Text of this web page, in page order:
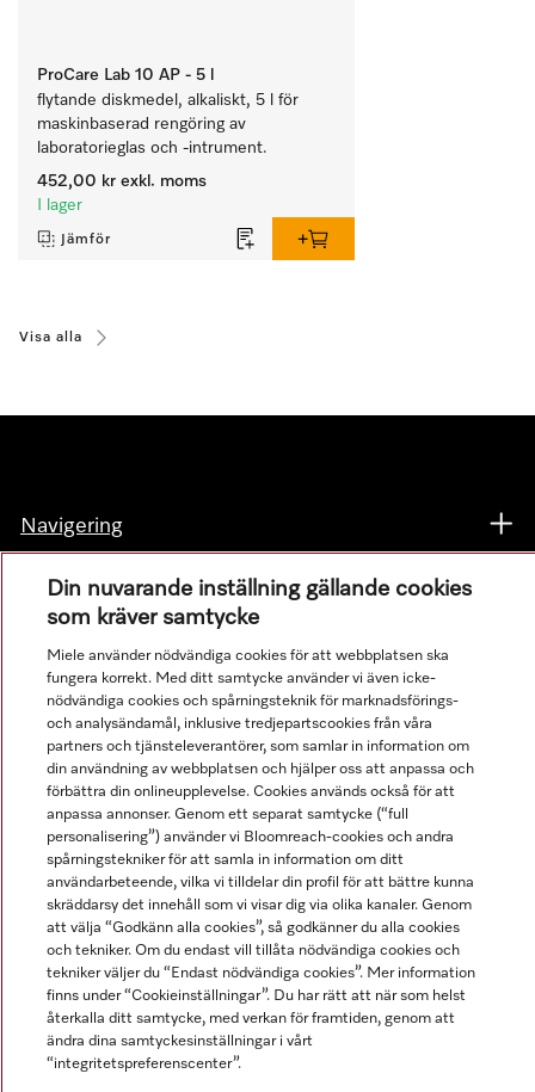
ProCare Lab 10 AP - 5 l
flytande diskmedel, alkaliskt, 5 l för
maskinbaserad rengöring av
laboratorieglas och -intrument.
452,00 kr exkl. moms
I lager
Jämför
Visa alla
Navigering
Service
Alla produktpriser är exklusive moms.
© Miele & Cie. KG.
Din nuvarande inställning gällande cookies
som kräver samtycke
Miele använder nödvändiga cookies för att webbplatsen ska
fungera korrekt. Med ditt samtycke använder vi även icke-
nödvändiga cookies och spårningsteknik för marknadsförings-
och analysändamål, inklusive tredjepartscookies från våra
partners och tjänsteleverantörer, som samlar in information om
din användning av webbplatsen och hjälper oss att anpassa och
förbättra din onlineupplevelse. Cookies används också för att
anpassa annonser. Genom ett separat samtycke (“full
personalisering”) använder vi Bloomreach-cookies och andra
spårningstekniker för att samla in information om ditt
användarbeteende, vilka vi tilldelar din profil för att bättre kunna
skräddarsy det innehåll som vi visar dig via olika kanaler. Genom
att välja “Godkänn alla cookies”, så godkänner du alla cookies
och tekniker. Om du endast vill tillåta nödvändiga cookies och
tekniker väljer du “Endast nödvändiga cookies”. Mer information
finns under “Cookieinställningar”. Du har rätt att när som helst
återkalla ditt samtycke, med verkan för framtiden, genom att
ändra dina samtyckesinställningar i vårt
“integritetspreferenscenter”.